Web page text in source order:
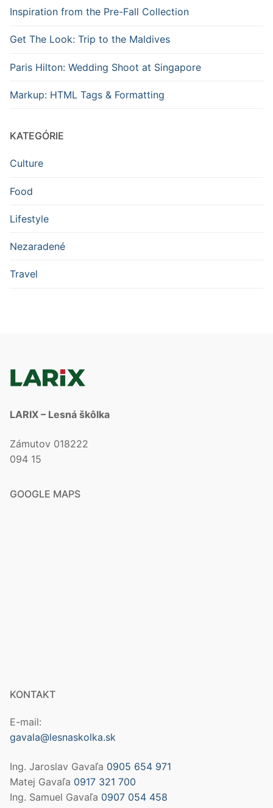
Inspiration from the Pre-Fall Collection
Get The Look: Trip to the Maldives
Paris Hilton: Wedding Shoot at Singapore
Markup: HTML Tags & Formatting
KATEGÓRIE
Culture
Food
Lifestyle
Nezaradené
Travel
LARIX – Lesná škôlka
Zámutov 018222
094 15
GOOGLE MAPS
KONTAKT
E-mail:
gavala@lesnaskolka.sk
Ing. Jaroslav Gavaľa 0905 654 971
Matej Gavaľa 0917 321 700
Ing. Samuel Gavaľa 0907 054 458